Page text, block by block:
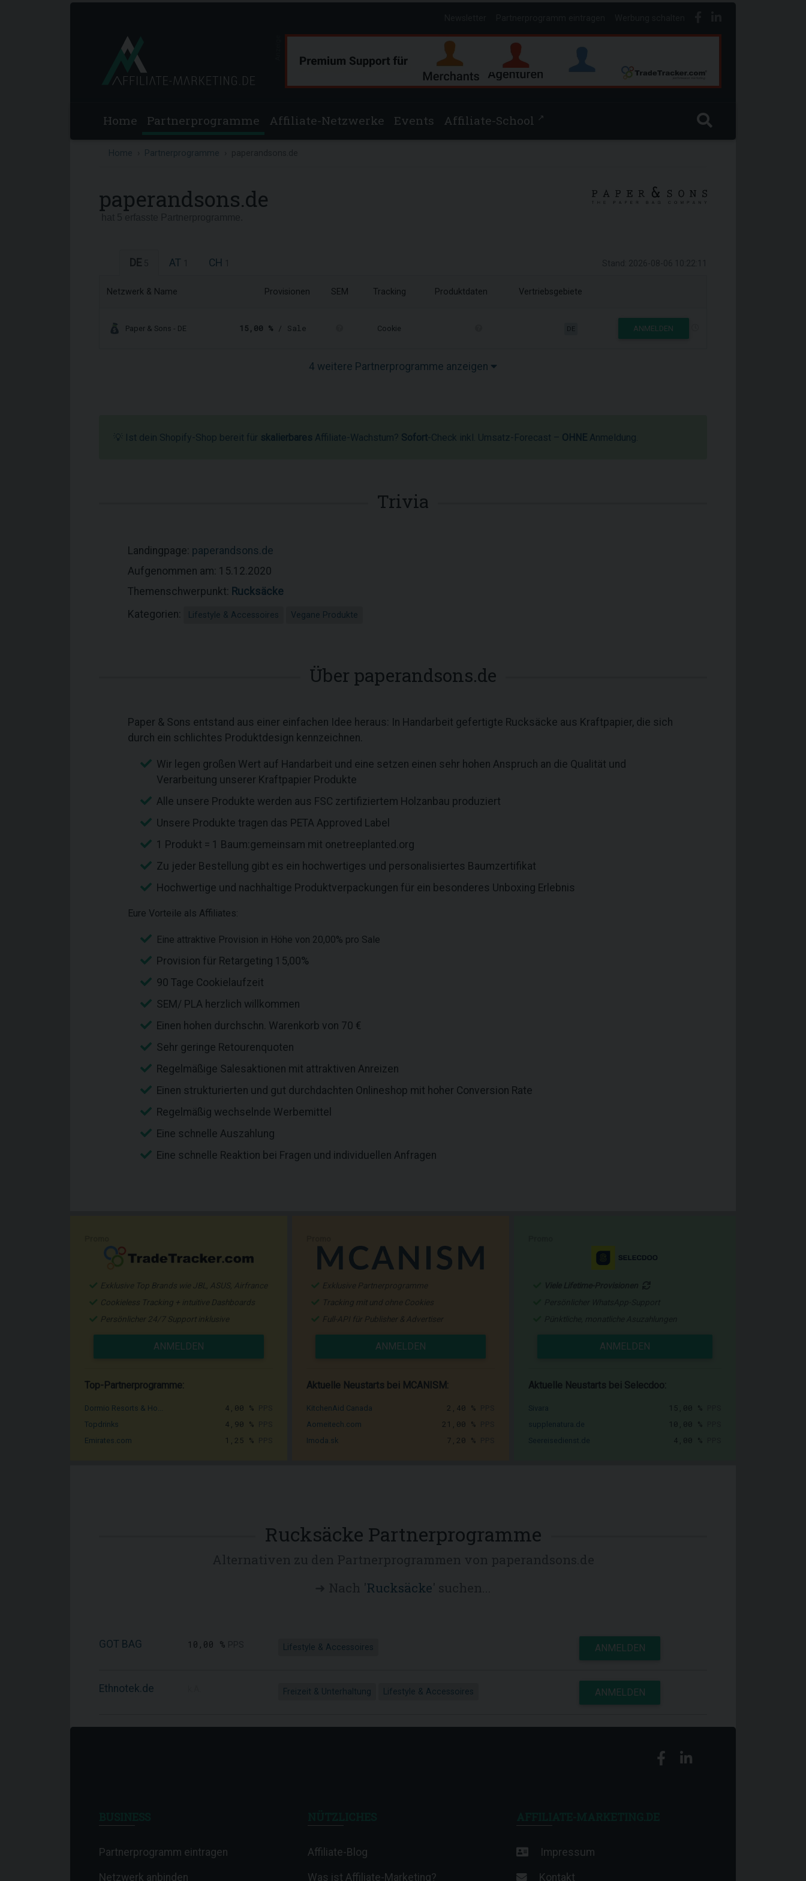
Home Partnerprogramme Affiliate-Netzwerke Events Affiliate-School ↗
Home Partnerprogramme
paperandsons.de
DE AT CH
Netzwerk & Name Provisionen SEM Tracking Produktdaten Vertriebsgebiete
Paper & Sons - DE 15,00 % / Sale Cookie DE ANMELDEN
4 weitere Partnerprogramme anzeigen
💡 Ist dein Shopify-Shop bereit für skalierbares Affiliate-Wachstum? Sofort-Check inkl. Umsatz-Forecast – OHNE Anmeldung.
Trivia
Landingpage: paperandsons.de
Aufgenommen am: 15.12.2020
Themenschwerpunkt: Rucksäcke
Kategorien:
Lifestyle & Accessoires Vegane Produkte
Über paperandsons.de
Paper & Sons entstand aus einer einfachen Idee heraus: In Handarbeit gefertigte Rucksäcke aus Kraftpapier, die sich
durch ein schlichtes Produktdesign kennzeichnen.
Wir legen großen Wert auf Handarbeit und eine setzen einen sehr hohen Anspruch an die Qualität und
Verarbeitung unserer Kraftpapier Produkte
Alle unsere Produkte werden aus FSC zertifiziertem Holzanbau produziert
Unsere Produkte tragen das PETA Approved Label
1 Produkt = 1 Baum:gemeinsam mit onetreeplanted.org
Zu jeder Bestellung gibt es ein hochwertiges und personalisiertes Baumzertifikat
Hochwertige und nachhaltige Produktverpackungen für ein besonderes Unboxing Erlebnis
Eure Vorteile als Affiliates:
Eine attraktive Provision in Höhe von 20,00% pro Sale
Provision für Retargeting 15,00%
90 Tage Cookielaufzeit
SEM/ PLA herzlich willkommen
Einen hohen durchschn. Warenkorb von 70 €
Sehr geringe Retourenquoten
Regelmäßige Salesaktionen mit attraktiven Anreizen
Einen strukturierten und gut durchdachten Onlineshop mit hoher Conversion Rate
Regelmäßig wechselnde Werbemittel
Eine schnelle Auszahlung
Eine schnelle Reaktion bei Fragen und individuellen Anfragen
Exklusive Top Brands wie JBL, ASUS, Airfrance
Cookieless Tracking + intuitive Dashboards
Persönlicher 24/7 Support inklusive
ANMELDEN
Top-Partnerprogramme:
Dormio Resorts & Ho... 4,00 %
Topdrinks 4,90 %
Emirates.com 1,25 %
Exklusive Partnerprogramme
Tracking mit und ohne Cookies
Full-API für Publisher & Advertiser
ANMELDEN
Aktuelle Neustarts bei MCANISM:
KitchenAid Canada 2,40 %
Aomeitech.com 21,00 %
Imoda.sk 7,20 %
ANMELDEN
Aktuelle Neustarts bei Selecdoo:
15,00 %
10,00 %
4,00 %
Rucksäcke Partnerprogramme
Rucksäcke
GOT BAG 10,00 % Lifestyle & Accessoires ANMELDEN
Ethnotek.de Freizeit & Unterhaltung Lifestyle & Accessoires ANMELDEN
Partnerprogramm eintragen
Netzwerk anbinden
Affiliate-Blog
Was ist Affiliate-Marketing?
Impressum
Kontakt